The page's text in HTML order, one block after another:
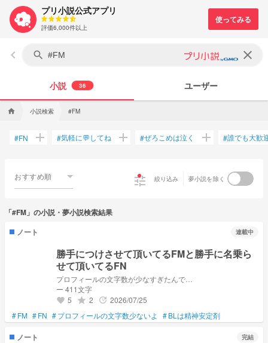
プリ小説公式アプリ
評価6,000件以上
keyboard_arrow_left search clear
小説 36 ユーザー
home 小説検索 #FM
#FN add #気軽に💬してね add #ぜろこめは泣く add #誰でも大歓
おすすめ順 tune 絞り込み 夢小説を除く
「#FM」の小説・夢小説検索結果
ノート
連載中
勝手につけさせて頂いてるFMと勝手に名乗ら
せて頂いてるFN
プロフィールの文字数が少なすぎたんで…
ー 411文字
favorite 5 grade 2 update 2026/07/25
#FM #FN #プロフィールの文字数少ないよ #BLは精神安定剤
ノート 完結